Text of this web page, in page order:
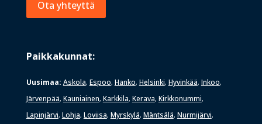
Ota yhteyttä
Paikkakunnat:
Uusimaa: Askola, Espoo, Hanko, Helsinki, Hyvinkää, Inkoo,
Järvenpää, Kauniainen, Karkkila, Kerava, Kirkkonummi,
Lapinjärvi, Lohja, Loviisa, Myrskylä, Mäntsälä, Nurmijärvi,